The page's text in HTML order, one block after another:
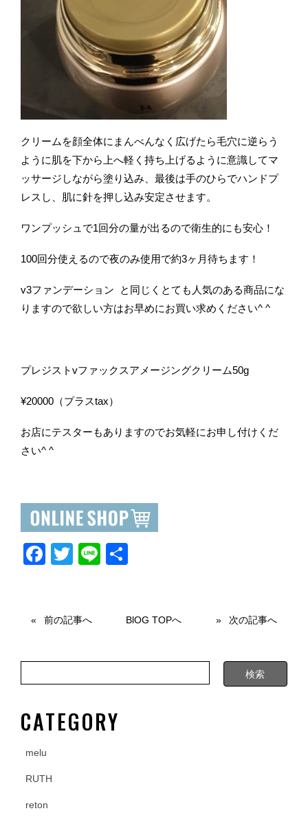
クリームを顔全体にまんべんなく広げたら毛穴に逆らう
ように肌を下から上へ軽く持ち上げるように意識してマ
ッサージしながら塗り込み、最後は手のひらでハンドプ
レスし、肌に針を押し込み安定させます。
ワンプッシュで1回分の量が出るので衛生的にも安心！
100回分使えるので夜のみ使用で約3ヶ月待ちます！
v3ファンデーション と同じくとても人気のある商品にな
りますので欲しい方はお早めにお買い求めください^ ^
プレジストvファックスアメージングクリーム50g
¥20000（プラスtax）
お店にテスターもありますのでお気軽にお申し付けくだ
さい^ ^
F
e
o
o
k
T
er
Li
前の記事へ BlOG TOPへ 次の記事へ
CATEGORY
melu
RUTH
reton